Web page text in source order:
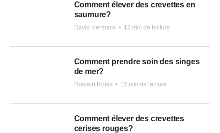
Comment élever des crevettes en
saumure?
David Hermans • 12 min de lecture
Comment prendre soin des singes
de mer?
Romain Roels • 12 min de lecture
Comment élever des crevettes
cerises rouges?